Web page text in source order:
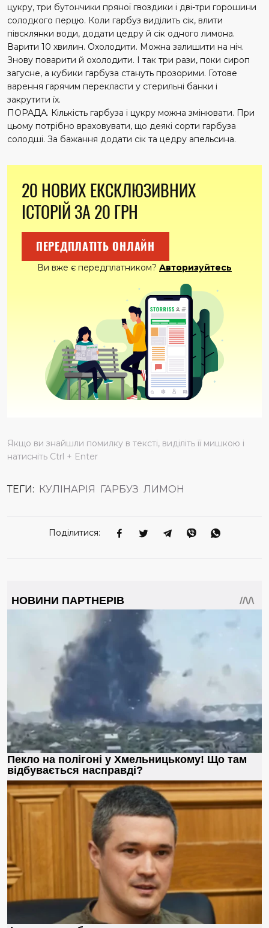
цукру, три бутончики пряної гвоздики і дві-три горошини
солодкого перцю. Коли гарбуз виділить сік, влити
півсклянки води, додати цедру й сік одного лимона.
Варити 10 хвилин. Охолодити. Можна залишити на ніч.
Знову поварити й охолодити. І так три рази, поки сироп
загусне, а кубики гарбуза стануть прозорими. Готове
варення гарячим перекласти у стерильні банки і
закрутити їх.
ПОРАДА. Кількість гарбуза і цукру можна змінювати. При
цьому потрібно враховувати, що деякі сорти гарбуза
солодші. За бажання додати сік та цедру апельсина.
20 НОВИХ ЕКСКЛЮЗИВНИХ
ІСТОРІЙ ЗА 20 ГРН
ПЕРЕДПЛАТІТЬ ОНЛАЙН
Ви вже є передплатником? Авторизуйтесь
Якщо ви знайшли помилку в тексті, виділіть її мишкою і
натисніть Ctrl + Enter
ТЕГИ: КУЛІНАРІЯ ГАРБУЗ ЛИМОН
Поділитися: